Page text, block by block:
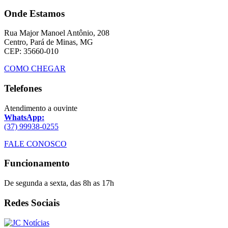
Onde Estamos
Rua Major Manoel Antônio, 208
Centro, Pará de Minas, MG
CEP: 35660-010
COMO CHEGAR
Telefones
Atendimento a ouvinte
WhatsApp:
(37) 99938-0255
FALE CONOSCO
Funcionamento
De segunda a sexta, das 8h as 17h
Redes Sociais